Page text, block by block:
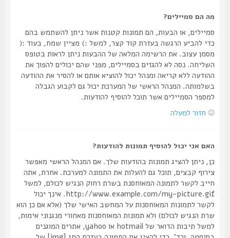
מה הם סמיילים?
סמיילים, או הבעות, הם תמונות קטנות אשר ניתן להשתמש בהם
כדי להביע הרגשה בעזרת קוד קצר, למשל :) מציין שמח, בעוד :(
מסמן עצוב. את הרשימה המלאה של ההבעות ניתן לראות בטופס
השליחה. נסה לא להגזים בסמיילים, מפני שהם יכולים להפוך את
ההודעה ללא קריאה ומנהל יכול להוציא אותם או להסיר את ההודעה
בשלמותה. המנהל הראשי של המערכת יכול גם לקבוע הגבלה
למספר הסמיילים אשר תוכל להוסיף להודעות.
חזור למעלה
האם אני יכול להוסיף תמונות להודעות?
כן, ניתן להציג תמונות בהודעות שלך. אם המנהל הראשי מאפשר
צירוף קבצים, תוכל גם להעלות את התמונה למערכת. אחרת, אתה
חייב לקשר לתמונה המאוחסנת בשרת רחוק הנגיש לכולם, למשל
http://www.example.com/my-picture.gif. אינך יכול
לקשר לתמונות המאוחסנות על המחשב האישי שלך (אלא אם כן הוא
שרת הנגיש לכולם) ולא תמונות המאוחסנות מאחורי מנגנוני אימות,
למשל תיבות הדואר של hotmail או yahoo, אתרים המוגנים